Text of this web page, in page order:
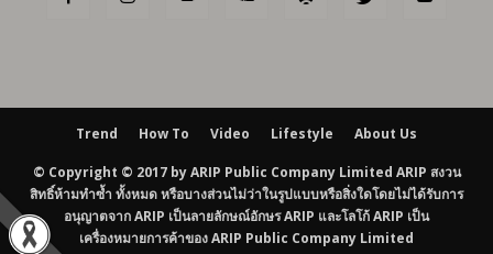
Trend How To Video Lifestyle About Us
© Copyright © 2017 by ARIP Public Company Limited ARIP สงวน
สิทธิ์ห้ามทำซ้ำ ทั้งหมด หรือบางส่วนไม่ว่าในรูปแบบหรือสิ่งใดโดยไม่ได้รับการ
อนุญาตจาก ARIP เป็นลายลักษณ์อักษร ARIP และโลโก้ ARIP เป็น
เครื่องหมายการค้าของ ARIP Public Company Limited